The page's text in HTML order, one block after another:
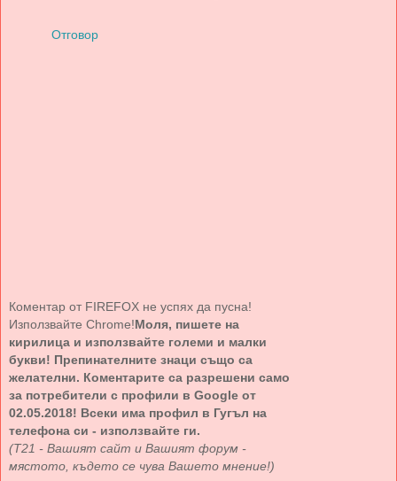
Отговор
Коментар от FIREFOX не успях да пусна!
Използвайте Chrome!Моля, пишете на
кирилица и използвайте големи и малки
букви! Препинателните знаци също са
желателни. Коментарите са разрешени само
за потребители с профили в Google от
02.05.2018! Всеки има профил в Гугъл на
телефона си - използвайте ги.
(Т21 - Вашият сайт и Вашият форум -
мястото, където се чува Вашето мнение!)